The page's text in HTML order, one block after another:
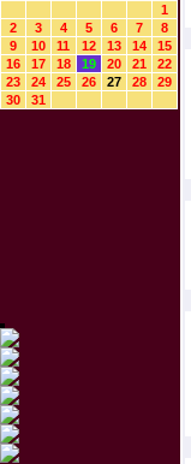
1
2
3 4 5 6 7
8
9
10 11 12 13 14
15
16
17 18 19 20 21
22
23
24 25 26 27 28
29
30
31